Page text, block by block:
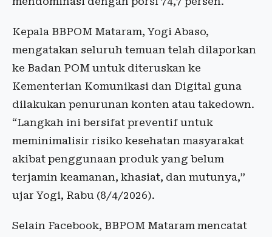
Kepala BBPOM Mataram, Yogi Abaso,
mengatakan seluruh temuan telah dilaporkan
ke Badan POM untuk diteruskan ke
Kementerian Komunikasi dan Digital guna
dilakukan penurunan konten atau takedown.
“Langkah ini bersifat preventif untuk
meminimalisir risiko kesehatan masyarakat
akibat penggunaan produk yang belum
terjamin keamanan, khasiat, dan mutunya,”
ujar Yogi, Rabu (8/4/2026).
Selain Facebook, BBPOM Mataram mencatat